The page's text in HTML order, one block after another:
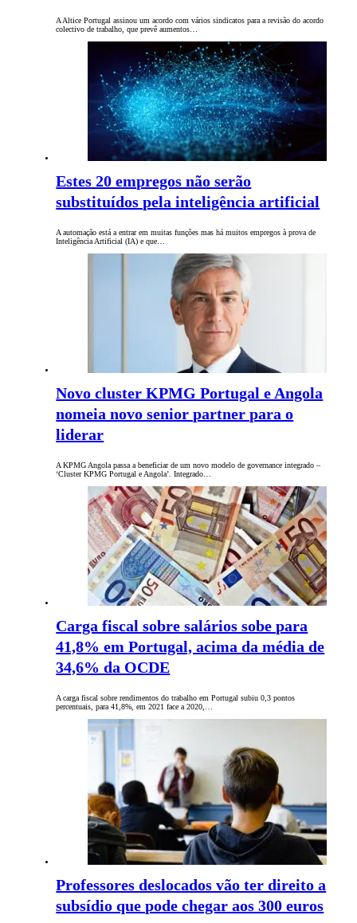
A Altice Portugal assinou um acordo com vários sindicatos para a revisão do acordo
colectivo de trabalho, que prevê aumentos…
Estes 20 empregos não serão
substituídos pela inteligência artificial
A automação está a entrar em muitas funções mas há muitos empregos à prova de
Inteligência Artificial (IA) e que…
Novo cluster KPMG Portugal e Angola
nomeia novo senior partner para o
liderar
A KPMG Angola passa a beneficiar de um novo modelo de governance integrado –
‘Cluster KPMG Portugal e Angola’. Integrado…
Carga fiscal sobre salários sobe para
41,8% em Portugal, acima da média de
34,6% da OCDE
A carga fiscal sobre rendimentos do trabalho em Portugal subiu 0,3 pontos
percentuais, para 41,8%, em 2021 face a 2020,…
Professores deslocados vão ter direito a
subsídio que pode chegar aos 300 euros